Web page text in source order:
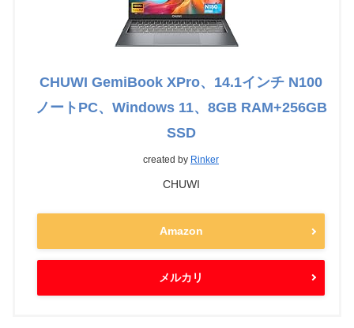
CHUWI GemiBook XPro、14.1インチ N100
ノートPC、Windows 11、8GB RAM+256GB
SSD
created by Rinker
CHUWI
Amazon
メルカリ